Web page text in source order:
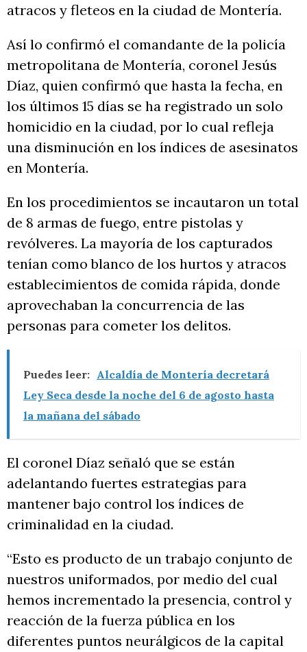
atracos y fleteos en la ciudad de Montería.
Así lo confirmó el comandante de la policía
metropolitana de Montería, coronel Jesús
Díaz, quien confirmó que hasta la fecha, en
los últimos 15 días se ha registrado un solo
homicidio en la ciudad, por lo cual refleja
una disminución en los índices de asesinatos
en Montería.
En los procedimientos se incautaron un total
de 8 armas de fuego, entre pistolas y
revólveres. La mayoría de los capturados
tenían como blanco de los hurtos y atracos
establecimientos de comida rápida, donde
aprovechaban la concurrencia de las
personas para cometer los delitos.
Puedes leer: Alcaldía de Montería decretará
Ley Seca desde la noche del 6 de agosto hasta
la mañana del sábado
El coronel Díaz señaló que se están
adelantando fuertes estrategias para
mantener bajo control los índices de
criminalidad en la ciudad.
“Esto es producto de un trabajo conjunto de
nuestros uniformados, por medio del cual
hemos incrementado la presencia, control y
reacción de la fuerza pública en los
diferentes puntos neurálgicos de la capital